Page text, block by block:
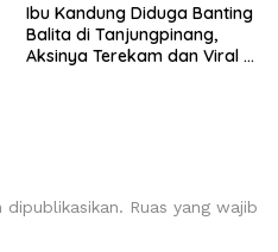
Ibu Kandung Diduga Banting
Balita di Tanjungpinang,
Aksinya Terekam dan Viral di
Ruas yang wajib